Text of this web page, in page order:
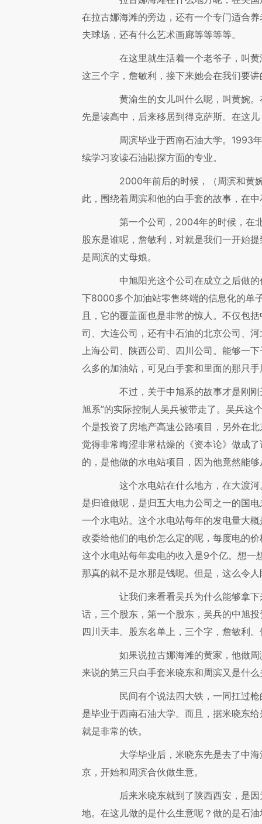
在拉古娜海滩的旁边，还有一个专门适合
夫球场，还有什么艺术画廊等等等等。
在这里就生活着一个老爷子，叫黄
这三个字，詹敏利，接下来她会在我们要
黄渝生的女儿叫什么呢，叫黄婉。
先是读高中，后来移居到得克萨斯。在这
周滨毕业于西南石油大学。1993年
续学习攻读石油勘探方面的专业。
2000年前后的时候，（周滨和黄婉
此，围绕着周滨和他的白手套的故事，在
第一个公司，2004年的时候，在北
股东是谁呢，詹敏利，对就是我们一开始
是周滨的丈母娘。
中旭阳光这个公司在成立之后做的
下8000多个加油站零售终端的信息化的单
且，它的覆盖面也是非常的惊人。不仅包
司、大连公司，还有中石油的北京公司、
上海公司、陕西公司、四川公司。能够一
么多的加油站，可见白手套和里面的那只
不过，关于中旭系的故事才是刚刚
旭系”的实际控制人吴兵被带走了。吴兵这
个是投资了房地产高速公路项目，另外在
觉得非常晦涩非常枯燥的《资本论》做成
的，是他做的水电站项目，因为他竟然能
这个水电站在什么地方，在大渡河
是归谁做呢，是归五大电力公司之一的国
一个水电站。这个水电站每年的发电量大
改委给他们的电价怎么定的呢，每度电的
这个水电站每年卖电的收入是9个亿。想
那真的就不是水那是钱呢。但是，这么令
让我们来看看吴兵为什么能够拿下
话，三个股东，第一个股东，吴兵的中旭
四川天丰。股东名单上，三个字，詹敏利
如果说拉古娜海滩的黄家，他做周
来说的第三只白手套米晓东和周滨又是什
民间有个说法四大铁，一同扛过枪
是毕业于西南石油大学。而且，据米晓东
就是非常的铁。
大学毕业后，米晓东先是去了中海
京，开始和周滨合伙做生意。
后来米晓东就到了陕西西安，是因
地。在这儿做的是什么生意呢？做的是石